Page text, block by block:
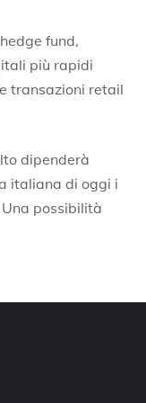
fund,
più rapidi
transazioni retail
dipenderà
italiana di oggi i
Una possibilità